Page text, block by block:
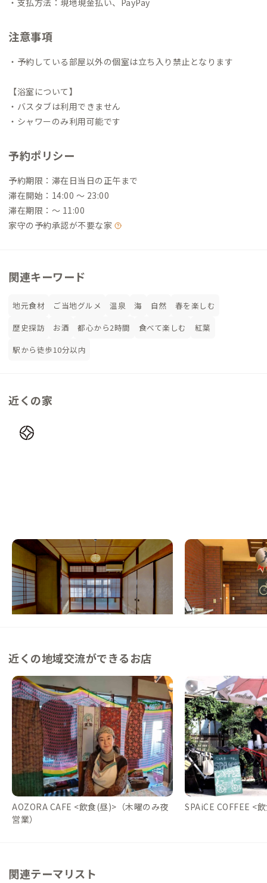
・支払方法：現地現金払い、PayPay
注意事項
・予約している部屋以外の個室は立ち入り禁止となります
【浴室について】
・バスタブは利用できません
・シャワーのみ利用可能です
予約ポリシー
予約期限：滞在日当日の正午まで
滞在開始：14:00 〜 23:00
滞在期限：〜 11:00
家守の予約承認が不要な家
関連キーワード
地元食材 ご当地グルメ 温泉 海 自然
春を楽しむ
歴史探訪
お酒 都心から2時間 食べて楽しむ
紅葉
駅から徒歩10分以内
近くの家
一宮B邸
千葉県 戸建て
【駅徒歩6分】海も近くサーファーに人気の
町にある家
この家からの距離 28km
千倉C邸
千葉県 戸建て
【海まで徒歩10分】
でインテリアを楽し
この家からの距離 32km
近くの地域交流ができるお店
AOZORA CAFE <飲食(昼)>（木曜のみ夜
営業）
SPAiCE COFFEE <
関連テーマリスト